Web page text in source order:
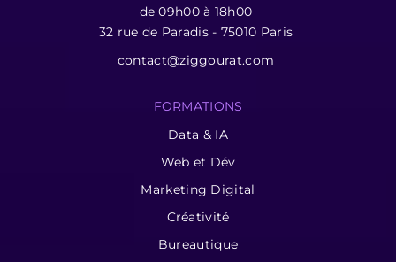
de 09h00 à 18h00
32 rue de Paradis - 75010 Paris
contact@ziggourat.com
FORMATIONS
Data & IA
Web et Dév
Marketing Digital
Créativité
Bureautique